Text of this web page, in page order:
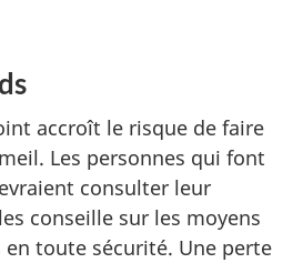
accroît le risque de faire
Les personnes qui font
consulter leur
conseille sur les moyens
toute sécurité. Une perte